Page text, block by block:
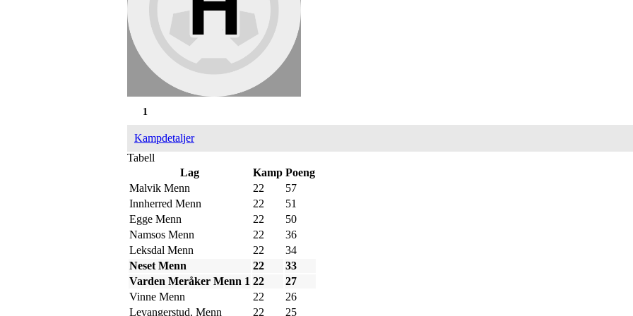
1
Kampdetaljer
Tabell
Lag
Kamp Poeng
Malvik Menn
22
57
Innherred Menn
22
51
Egge Menn
22
50
Namsos Menn
22
36
Leksdal Menn
22
34
Neset Menn
22
33
Varden Meråker Menn 1 22
27
Vinne Menn
22
26
Levangerstud. Menn
22 25